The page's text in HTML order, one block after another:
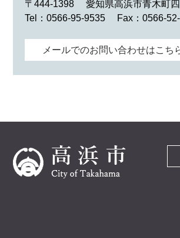
〒444-1398
愛知県高浜市青木町
Tel：0566-95-9535
Fax：0566-
メールでのお問い合わせはこち